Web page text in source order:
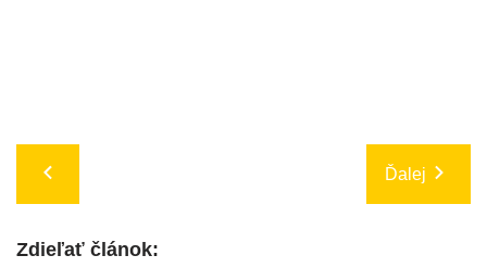
Ďalej
Zdieľať článok: